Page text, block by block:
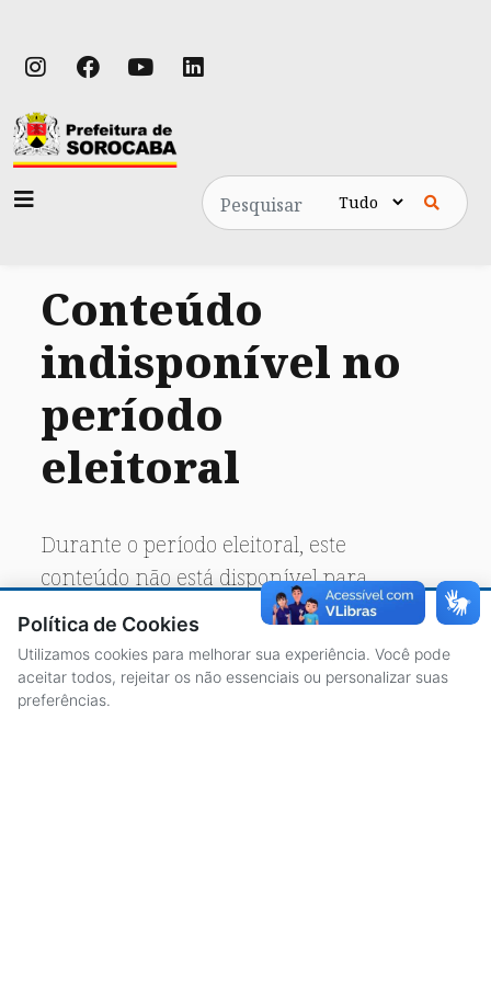
Pesquisa
Conteúdo
indisponível no
período
eleitoral
Durante o período eleitoral, este
conteúdo não está disponível para
acesso público.
Política de Cookies
Utilizamos cookies para melhorar sua experiência. Você pode
aceitar todos, rejeitar os não essenciais ou personalizar suas
preferências.